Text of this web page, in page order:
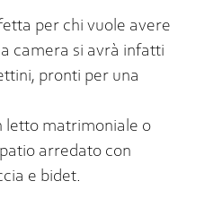
per chi vuole avere
camera si avrà infatti
pronti per una
letto matrimoniale o
arredato con
e bidet.